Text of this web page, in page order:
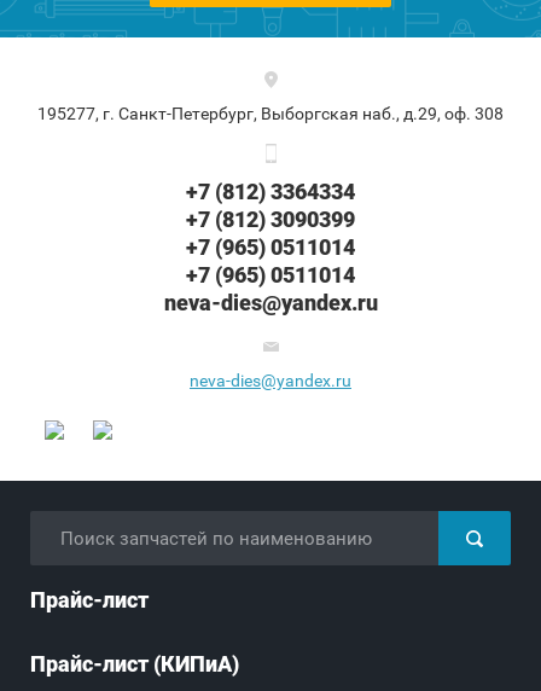
195277, г. Санкт-Петербург, Выборгская наб., д.29, оф. 308
+7 (812) 3364334
+7 (812) 3090399
+7 (965) 0511014
+7 (965) 0511014
neva-dies@yandex.ru
neva-dies@yandex.ru
Прайс-лист
Прайс-лист (КИПиА)